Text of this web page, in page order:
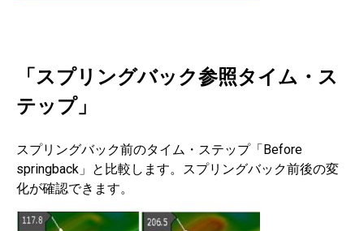
「スプリングバック参照タイム・ス
テップ」
スプリングバック前のタイム・ステップ「Before
springback」と比較します。スプリングバック前後の変
化が確認できます。